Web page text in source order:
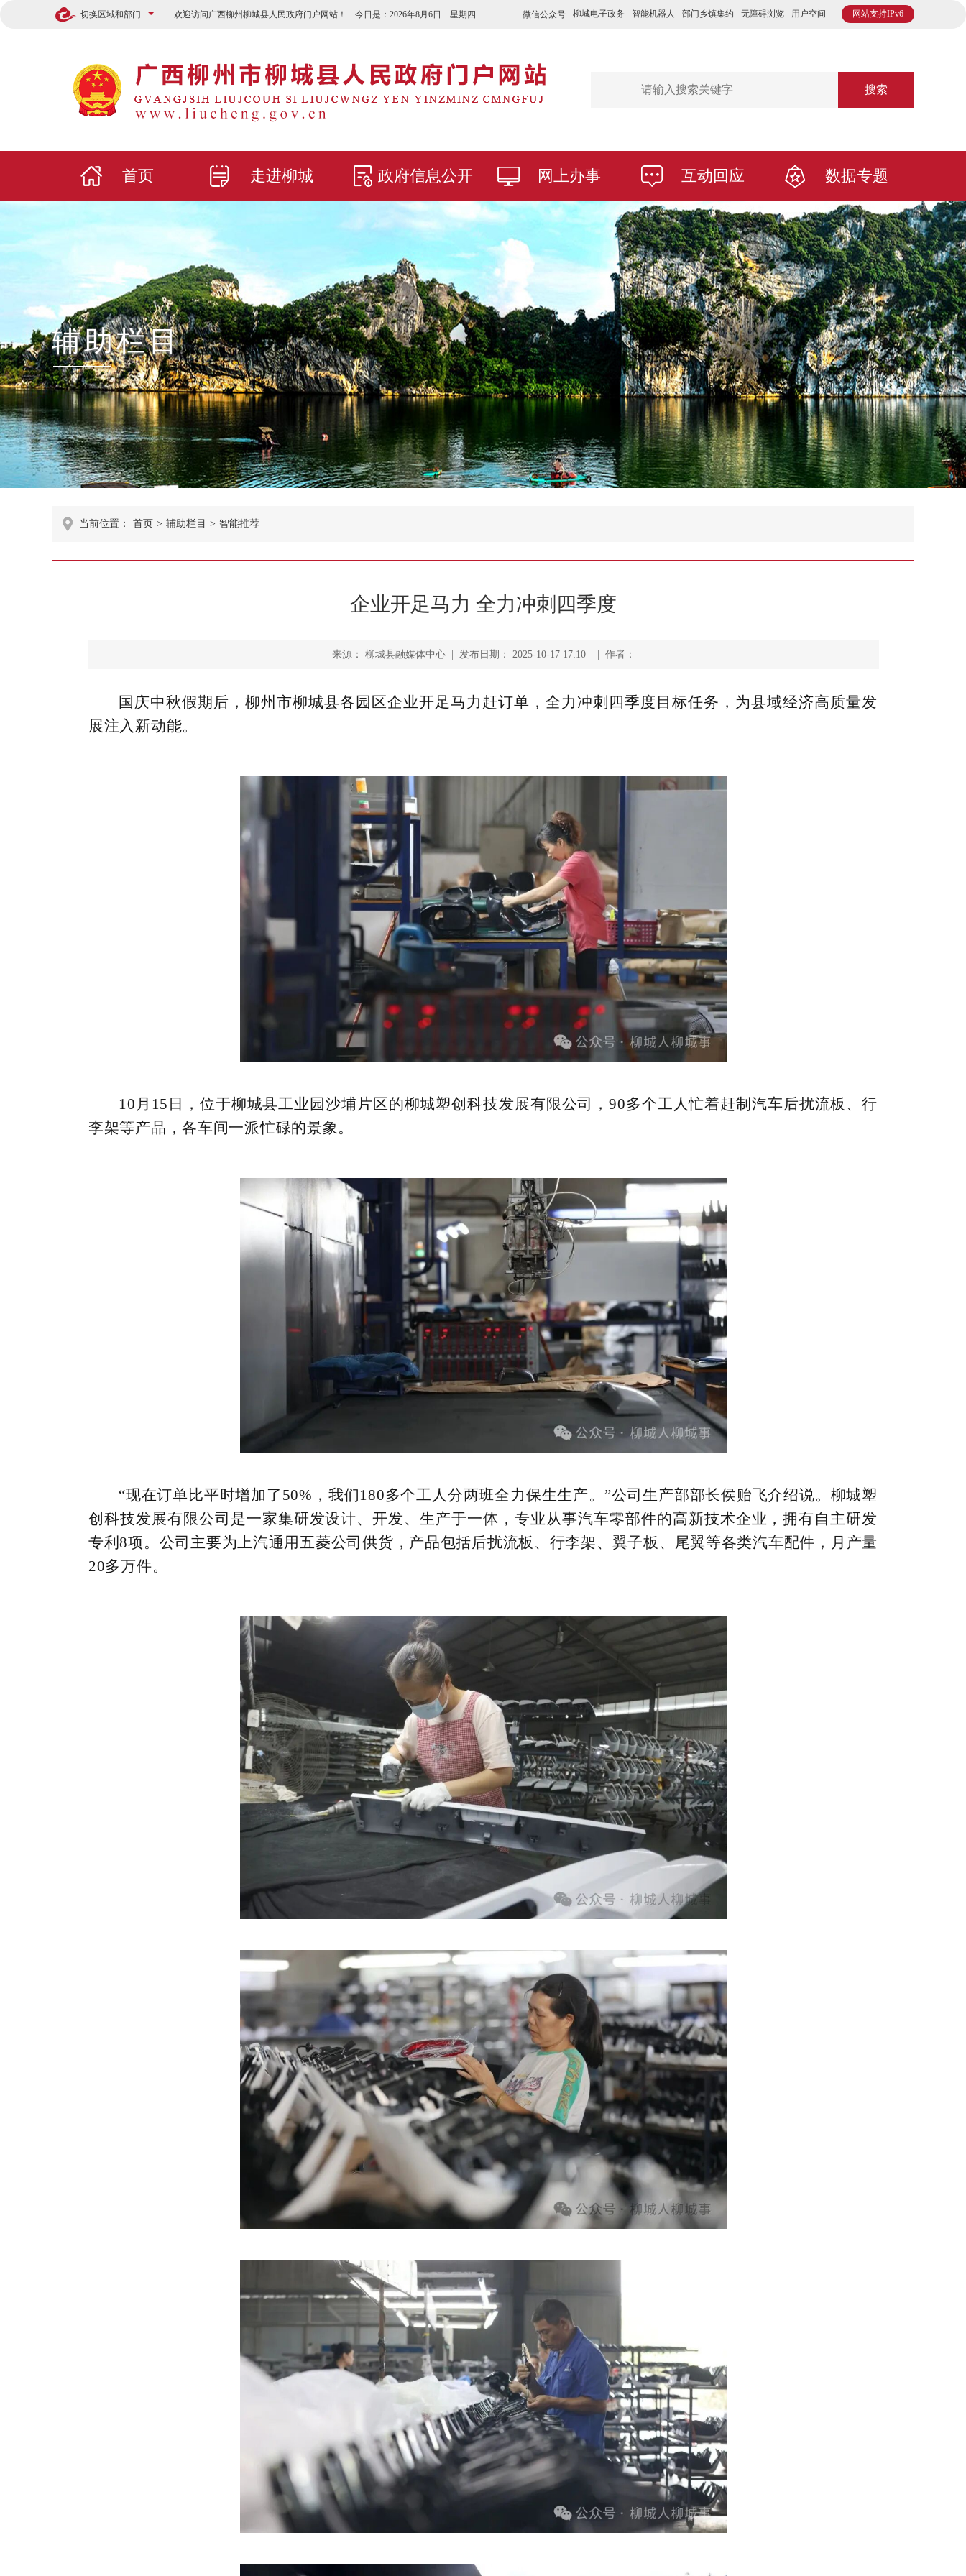
切换区域和部门 网站支持IPv6
微信公众号 柳城电子政务 智能机器人 部门乡镇集约 无障碍浏览 用户空间
欢迎访问广西柳州柳城县人民政府门户网站！ 今日是： 2026年8月6日 星期四
搜索
首页 走进柳城 政府信息公开 网上办事 互动回应 数据专题
辅助栏目
当前位置： 首页 > 辅助栏目 > 智能推荐
企业开足马力 全力冲刺四季度
来源： 柳城县融媒体中心 | 发布日期： 2025-10-17 17:10 | 作者：
国庆中秋假期后，柳州市柳城县各园区企业开足马力赶订单，全力冲刺四季度目标任务，为县域经济高质量发
展注入新动能。
10月15日，位于柳城县工业园沙埔片区的柳城塑创科技发展有限公司，90多个工人忙着赶制汽车后扰流板、行
李架等产品，各车间一派忙碌的景象。
“现在订单比平时增加了50%，我们180多个工人分两班全力保生生产。”公司生产部部长侯贻飞介绍说。柳城塑
创科技发展有限公司是一家集研发设计、开发、生产于一体，专业从事汽车零部件的高新技术企业，拥有自主研发
专利8项。公司主要为上汽通用五菱公司供货，产品包括后扰流板、行李架、翼子板、尾翼等各类汽车配件，月产量
20多万件。